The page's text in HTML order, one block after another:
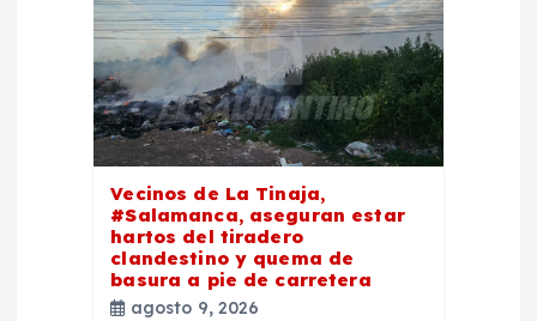
Vecinos de La Tinaja,
#Salamanca, aseguran estar
hartos del tiradero
clandestino y quema de
basura a pie de carretera
agosto 9, 2026